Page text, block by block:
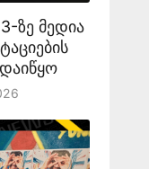
ზე მედია